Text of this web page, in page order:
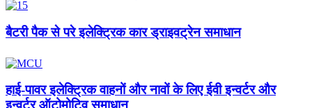
बैटरी पैक से परे इलेक्ट्रिक कार ड्राइवट्रेन समाधान
हाई-पावर इलेक्ट्रिक वाहनों और नावों के लिए ईवी इन्वर्टर और